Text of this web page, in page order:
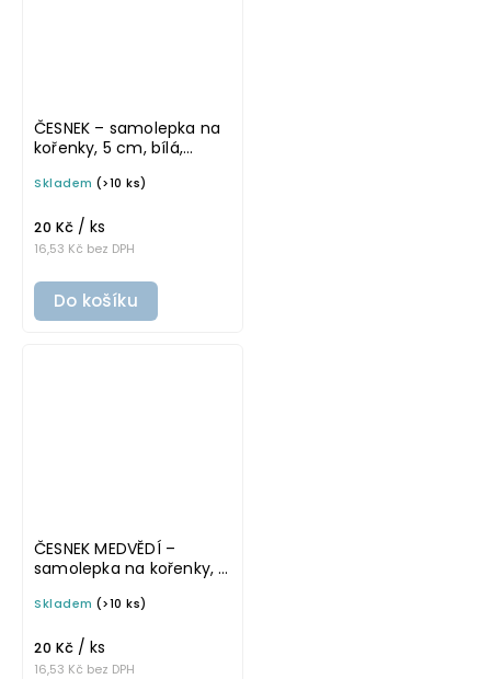
ČESNEK – samolepka na
kořenky, 5 cm, bílá,
Skladem (>10 ks)
16,53 Kč bez DPH
20 Kč / ks
Do košíku
ČESNEK MEDVĚDÍ –
samolepka na kořenky, 5
Skladem (>10 ks)
16,53 Kč bez DPH
20 Kč / ks